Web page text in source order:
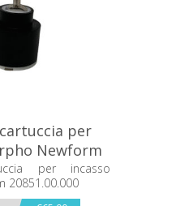
per
Newform
per incasso
20851.00.000